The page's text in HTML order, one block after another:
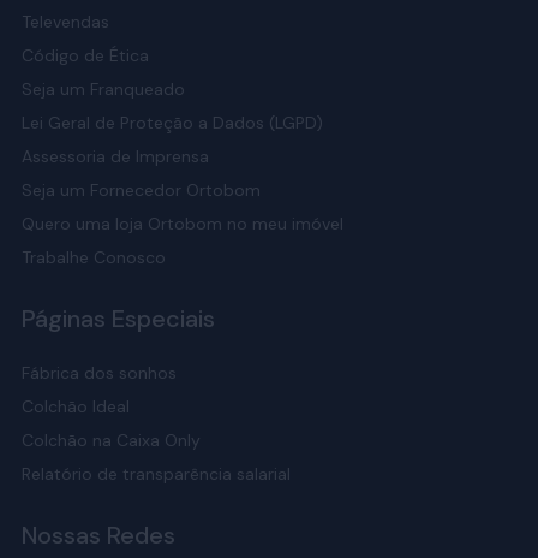
Televendas
Código de Ética
Seja um Franqueado
Lei Geral de Proteção a Dados (LGPD)
Assessoria de Imprensa
Seja um Fornecedor Ortobom
Quero uma loja Ortobom no meu imóvel
Trabalhe Conosco
Páginas Especiais
Fábrica dos sonhos
Colchão Ideal
Colchão na Caixa Only
Relatório de transparência salarial
Nossas Redes